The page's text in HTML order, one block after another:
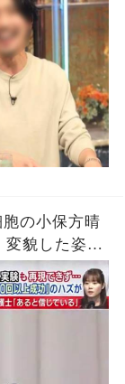
胞の小保方晴
貌した姿に